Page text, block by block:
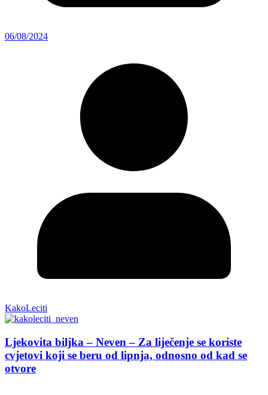
06/08/2024
KakoLeciti
Ljekovita biljka – Neven – Za liječenje se koriste
cvjetovi koji se beru od lipnja, odnosno od kad se
otvore